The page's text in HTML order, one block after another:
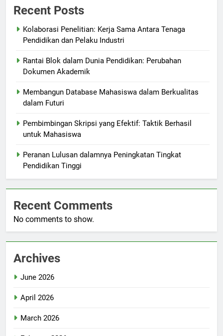
Recent Posts
Kolaborasi Penelitian: Kerja Sama Antara Tenaga
Pendidikan dan Pelaku Industri
Rantai Blok dalam Dunia Pendidikan: Perubahan
Dokumen Akademik
Membangun Database Mahasiswa dalam Berkualitas
dalam Futuri
Pembimbingan Skripsi yang Efektif: Taktik Berhasil
untuk Mahasiswa
Peranan Lulusan dalamnya Peningkatan Tingkat
Pendidikan Tinggi
Recent Comments
No comments to show.
Archives
June 2026
April 2026
March 2026